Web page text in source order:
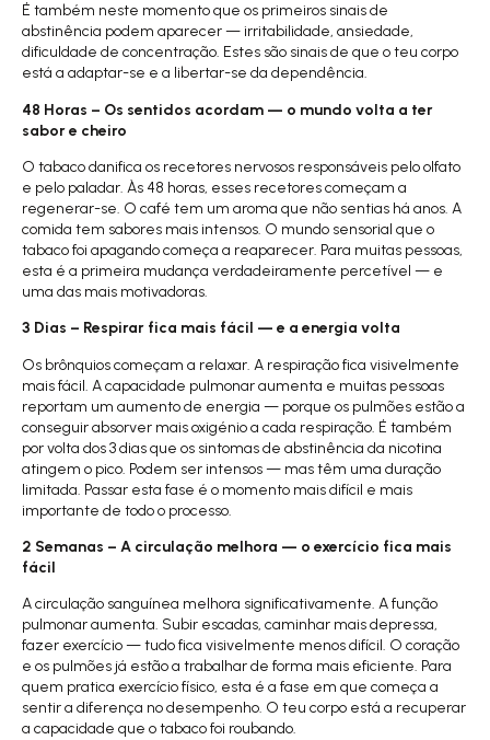
É também neste momento que os primeiros sinais de
abstinência podem aparecer — irritabilidade, ansiedade,
dificuldade de concentração. Estes são sinais de que o teu corpo
está a adaptar-se e a libertar-se da dependência.
48 Horas – Os sentidos acordam — o mundo volta a ter
sabor e cheiro
O tabaco danifica os recetores nervosos responsáveis pelo olfato
e pelo paladar. Às 48 horas, esses recetores começam a
regenerar-se. O café tem um aroma que não sentias há anos. A
comida tem sabores mais intensos. O mundo sensorial que o
tabaco foi apagando começa a reaparecer. Para muitas pessoas,
esta é a primeira mudança verdadeiramente percetível — e
uma das mais motivadoras.
3 Dias – Respirar fica mais fácil — e a energia volta
Os brônquios começam a relaxar. A respiração fica visivelmente
mais fácil. A capacidade pulmonar aumenta e muitas pessoas
reportam um aumento de energia — porque os pulmões estão a
conseguir absorver mais oxigénio a cada respiração. É também
por volta dos 3 dias que os sintomas de abstinência da nicotina
atingem o pico. Podem ser intensos — mas têm uma duração
limitada. Passar esta fase é o momento mais difícil e mais
importante de todo o processo.
2 Semanas – A circulação melhora — o exercício fica mais
fácil
A circulação sanguínea melhora significativamente. A função
pulmonar aumenta. Subir escadas, caminhar mais depressa,
fazer exercício — tudo fica visivelmente menos difícil. O coração
e os pulmões já estão a trabalhar de forma mais eficiente. Para
quem pratica exercício físico, esta é a fase em que começa a
sentir a diferença no desempenho. O teu corpo está a recuperar
a capacidade que o tabaco foi roubando.